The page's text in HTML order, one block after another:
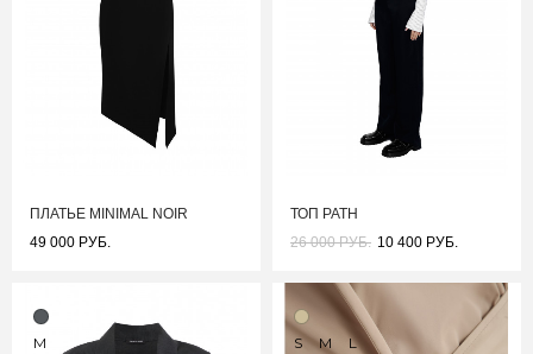
ПЛАТЬЕ MINIMAL NOIR
49 000 РУБ.
ТОП PATH
26 000 РУБ. 10 400 РУБ.
M S M L